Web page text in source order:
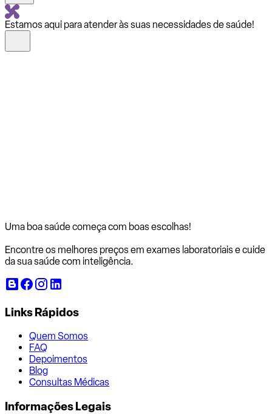
Estamos aqui para atender às suas necessidades de saúde!
Uma boa saúde começa com boas escolhas!
Encontre os melhores preços em exames laboratoriais e cuide
da sua saúde com inteligência.
Links Rápidos
Quem Somos
FAQ
Depoimentos
Blog
Consultas Médicas
Informações Legais